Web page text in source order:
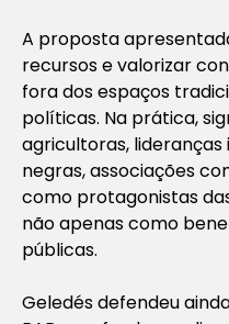
A proposta
recursos e valorizar
fora dos espaços
políticas. Na prática,
agricultoras, lideranças
negras, associações
como protagonistas
não apenas como
públicas.
Geledés defendeu